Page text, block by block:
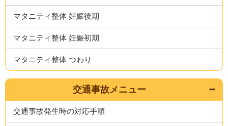
マタニティ整体 妊娠後期
マタニティ整体 妊娠初期
マタニティ整体 つわり
交通事故メニュー
交通事故発生時の対応手順